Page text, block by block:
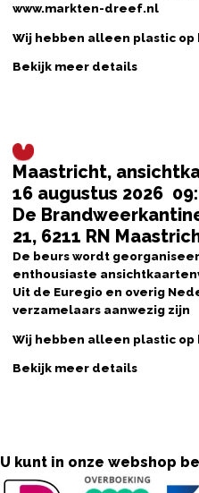
www.markten-dreef.nl
Wij hebben alleen plastic
Bekijk meer details
Maastricht,
16 augustus 2026
De
21, 6211 RN
De beurs wordt
enthousiaste
Uit de Euregio en overig
verzamelaars aanwezig zijn
Wij hebben alleen plastic
Bekijk meer details
U kunt in onze webshop